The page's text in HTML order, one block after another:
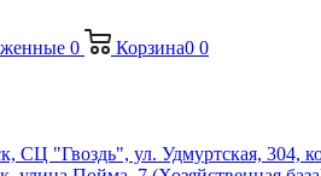
0 Корзина0 0
СЦ "Гвоздь", ул. Удмуртская, 304,